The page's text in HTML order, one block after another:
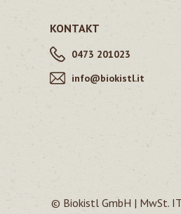
KONTAKT
0473 201023
info@biokistl.it
© Biokistl GmbH | MwSt.